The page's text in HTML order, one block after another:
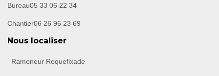
Bureau05 33 06 22 34
Chantier06 26 96 23 69
Nous localiser
Ramoneur Roquefixade